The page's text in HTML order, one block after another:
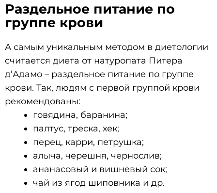
Раздельное питание по
группе крови
А самым уникальным методом в диетологии
считается диета от натуропата Питера
д’Адамо – раздельное питание по группе
крови. Так, людям с первой группой крови
рекомендованы:
говядина, баранина;
палтус, треска, хек;
перец, карри, петрушка;
алыча, черешня, чернослив;
ананасовый и вишневый сок;
чай из ягод шиповника и др.